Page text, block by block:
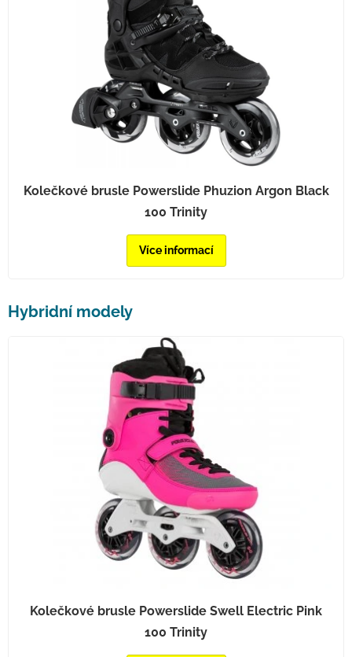
Kolečkové brusle Powerslide Phuzion Argon Black
100 Trinity
Více informací
Hybridní modely
Kolečkové brusle Powerslide Swell Electric Pink
100 Trinity